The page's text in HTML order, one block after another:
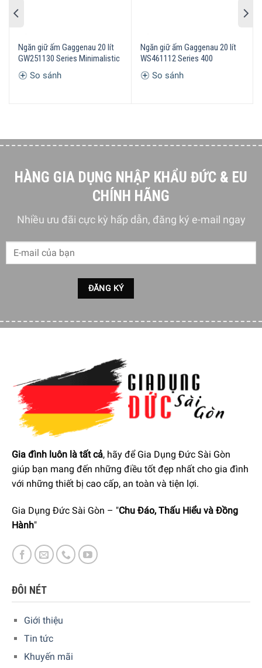
Ngăn giữ ấm Gaggenau 20 lít
GW251130 Series Minimalistic
So sánh
Ngăn giữ ấm Gaggenau 20 lít
WS461112 Series 400
So sánh
HÀNG GIA DỤNG NHẬP KHẨU ĐỨC & EU
CHÍNH HÃNG
Nhiều ưu đãi cực kỳ hấp dẫn, đăng ký e-mail ngay
Gia đình luôn là tất cả, hãy để Gia Dụng Đức Sài Gòn
giúp bạn mang đến những điều tốt đẹp nhất cho gia đình
với những thiết bị cao cấp, an toàn và tiện lợi.
Gia Dụng Đức Sài Gòn – "Chu Đáo, Thấu Hiểu và Đồng
Hành"
ĐÔI NÉT
Giới thiệu
Tin tức
Khuyến mãi